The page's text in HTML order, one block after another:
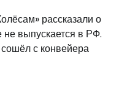
рассказали о
выпускается в РФ.
с конвейера